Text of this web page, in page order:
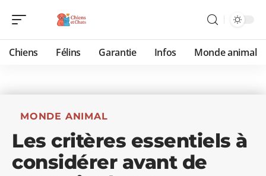
Chiens Félins Garantie Infos Monde animal
MONDE ANIMAL
Les critères essentiels à
considérer avant de